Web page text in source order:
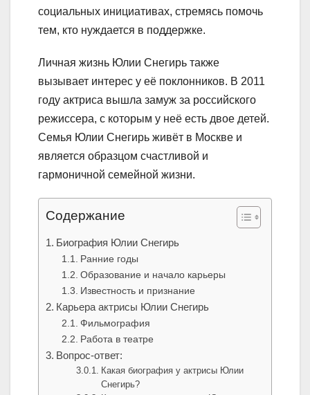
социальных инициативах, стремясь помочь
тем, кто нуждается в поддержке.
Личная жизнь Юлии Снегирь также
вызывает интерес у её поклонников. В 2011
году актриса вышла замуж за российского
режиссера, с которым у неё есть двое детей.
Семья Юлии Снегирь живёт в Москве и
является образцом счастливой и
гармоничной семейной жизни.
Содержание
Биография Юлии Снегирь
Ранние годы
Образование и начало карьеры
Известность и признание
Карьера актрисы Юлии Снегирь
Фильмография
Работа в театре
Вопрос-ответ:
Какая биография у актрисы Юлии
Снегирь?